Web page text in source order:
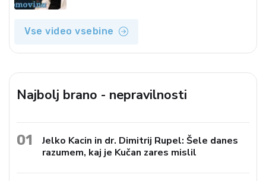
Vse video vsebine
Najbolj brano - nepravilnosti
01
Jelko Kacin in dr. Dimitrij Rupel: Šele danes
razumem, kaj je Kučan zares mislil